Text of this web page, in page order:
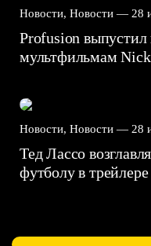
Новости, Новости — 28
Profusion выпустил
мультфильмам
Новости, Новости — 28
Тед Лассо
футболу в трейлере